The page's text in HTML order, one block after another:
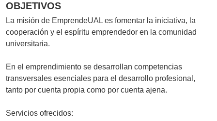
OBJETIVOS
La misión de EmprendeUAL es fomentar la iniciativa, la
cooperación y el espíritu emprendedor en la comunidad
universitaria.
En el emprendimiento se desarrollan competencias
transversales esenciales para el desarrollo profesional,
tanto por cuenta propia como por cuenta ajena.
Servicios ofrecidos: